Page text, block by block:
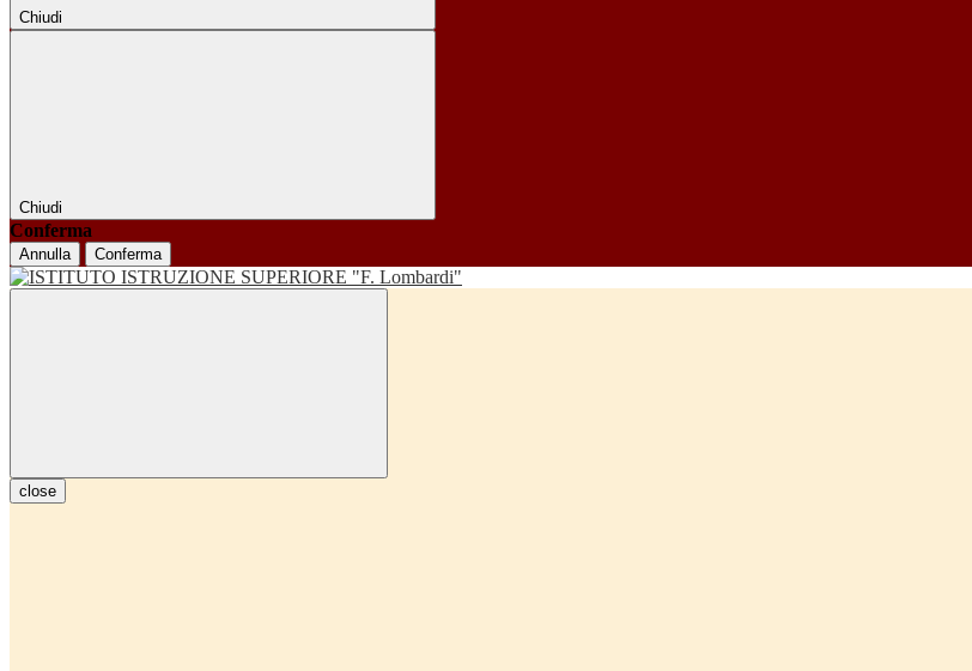
Chiudi
Chiudi
Conferma
Annulla Conferma
close